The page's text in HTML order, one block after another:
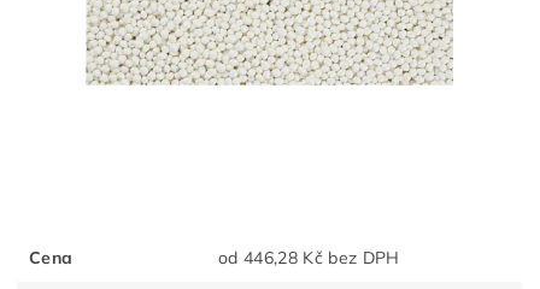
Cena od 446,28 Kč bez DPH